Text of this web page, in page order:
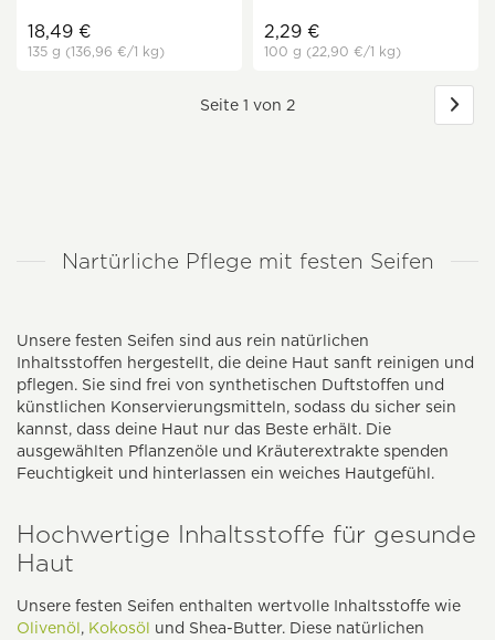
18,49 €
135 g (136,96 €/1 kg)
2,29 €
100 g (22,90 €/1 kg)
Seite 1 von 2
Nartürliche Pflege mit festen Seifen
Unsere festen Seifen sind aus rein natürlichen
Inhaltsstoffen hergestellt, die deine Haut sanft reinigen und
pflegen. Sie sind frei von synthetischen Duftstoffen und
künstlichen Konservierungsmitteln, sodass du sicher sein
kannst, dass deine Haut nur das Beste erhält. Die
ausgewählten Pflanzenöle und Kräuterextrakte spenden
Feuchtigkeit und hinterlassen ein weiches Hautgefühl.
Hochwertige Inhaltsstoffe für gesunde
Haut
Unsere festen Seifen enthalten wertvolle Inhaltsstoffe wie
Olivenöl, Kokosöl und Shea-Butter. Diese natürlichen